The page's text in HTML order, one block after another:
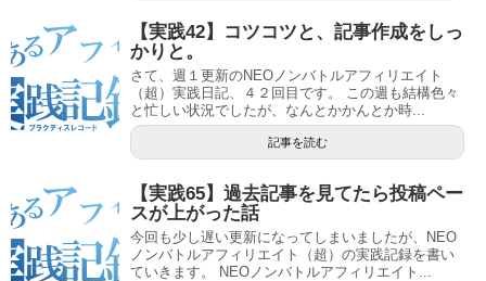
【実践42】コツコツと、記事作成をしっ
かりと。
さて、週１更新のNEOノンバトルアフィリエイト
（超）実践日記、４２回目です。 この週も結構色々
と忙しい状況でしたが、なんとかかんとか時...
記事を読む
【実践65】過去記事を見てたら投稿ペー
スが上がった話
今回も少し遅い更新になってしまいましたが、NEO
ノンバトルアフィリエイト（超）の実践記録を書い
ていきます。 NEOノンバトルアフィリエイト...